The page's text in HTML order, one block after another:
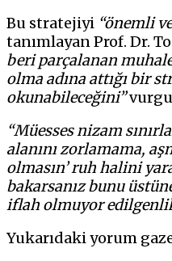
Bu stratejiyi “önemli
tanımlayan Prof. Dr.
beri parçalanan
olma adına attığı bir
okunabileceğini”
“Müesses nizam
alanını zorlamama,
olmasın’ ruh halini
bakarsanız bunu
iflah olmuyor
Yukarıdaki yorum